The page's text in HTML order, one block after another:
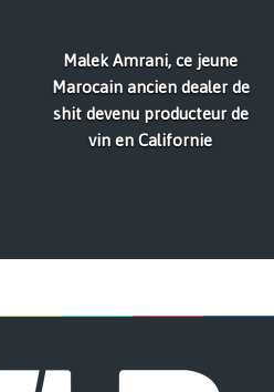
Malek Amrani, ce jeune
Marocain ancien dealer de
shit devenu producteur de
vin en Californie